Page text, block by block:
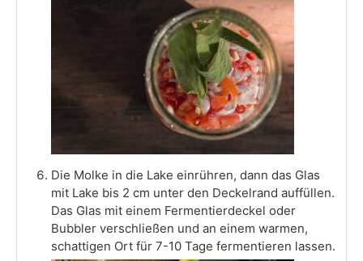
Die Molke in die Lake einrühren, dann das Glas
mit Lake bis 2 cm unter den Deckelrand auffüllen.
Das Glas mit einem Fermentierdeckel oder
Bubbler verschließen und an einem warmen,
schattigen Ort für 7-10 Tage fermentieren lassen.